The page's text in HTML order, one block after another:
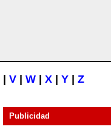
V W X Y Z
Publicidad